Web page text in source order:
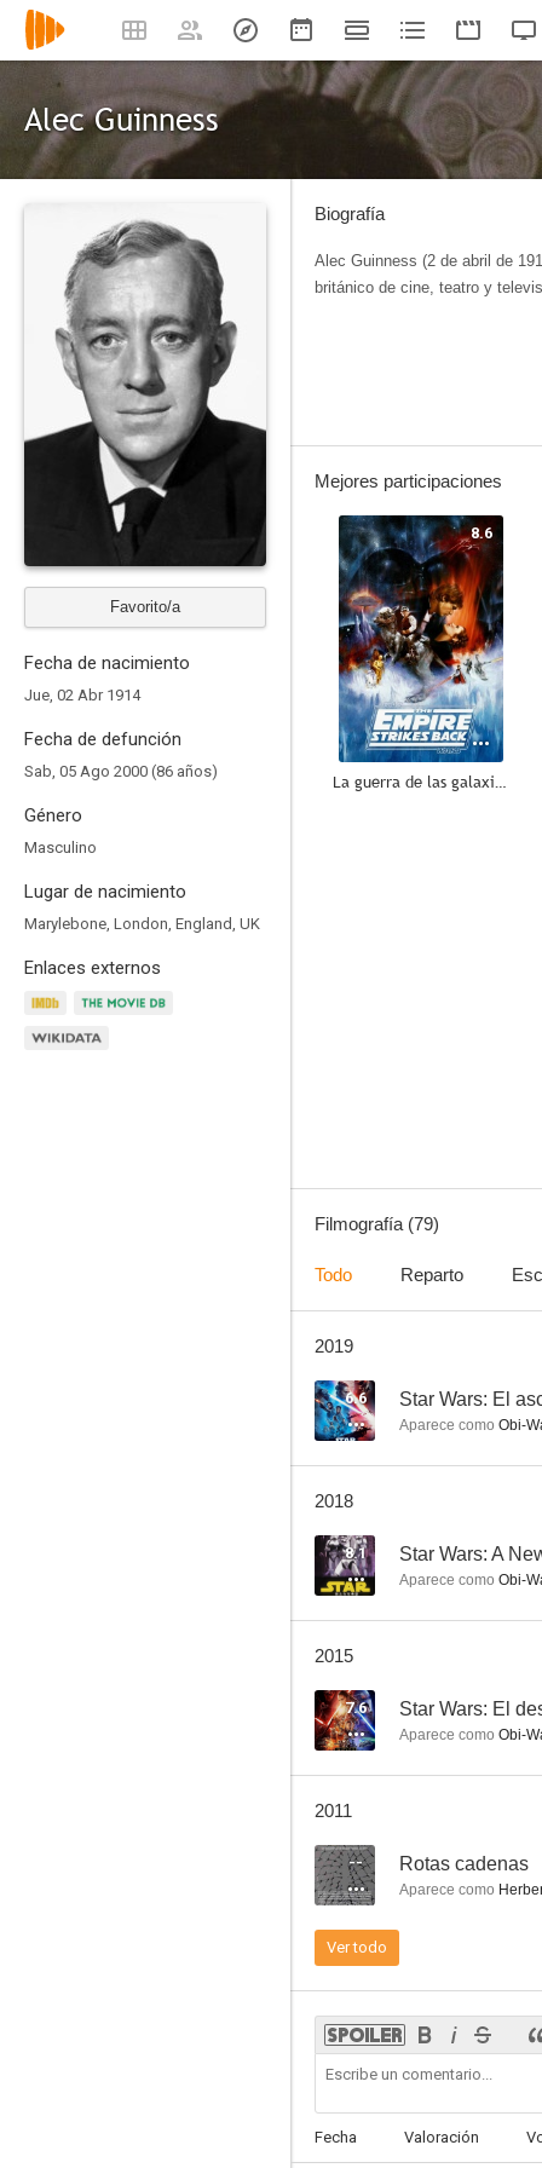
Alec Guinness
Favorito/a
Fecha de nacimiento
Jue, 02 Abr 1914
Fecha de defunción
Sab, 05 Ago 2000 (86 años)
Género
Masculino
Lugar de nacimiento
Marylebone, London, England, UK
Enlaces externos
Biografía
Alec Guinness (2 de abril de
británico de cine, teatro y
Mejores participaciones
8.6
La guerra de las galaxias. Episodio V: El imperio contraataca
Lawrence de Arabia
Filmografía (79)
Todo Reparto
2019
6.6
Aparece como Obi-
2018
8.1 Star Wars: A
Aparece como Obi-
2015
7.6
Aparece como Obi-Wan
2011
-- Rotas cadenas
Aparece como
Ver todo
Fecha Valoración